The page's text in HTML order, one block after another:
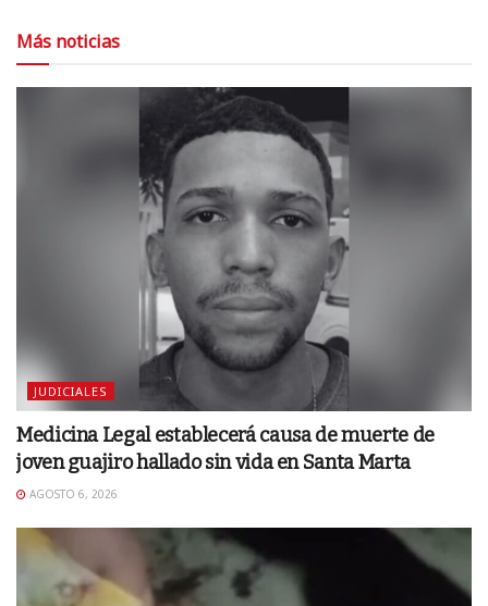
Más noticias
JUDICIALES
Medicina Legal establecerá causa de muerte de
joven guajiro hallado sin vida en Santa Marta
AGOSTO 6, 2026